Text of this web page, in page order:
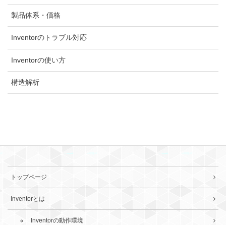
製品体系・価格
Inventorのトラブル対応
Inventorの使い方
構造解析
トップページ
Inventorとは
Inventorの動作環境